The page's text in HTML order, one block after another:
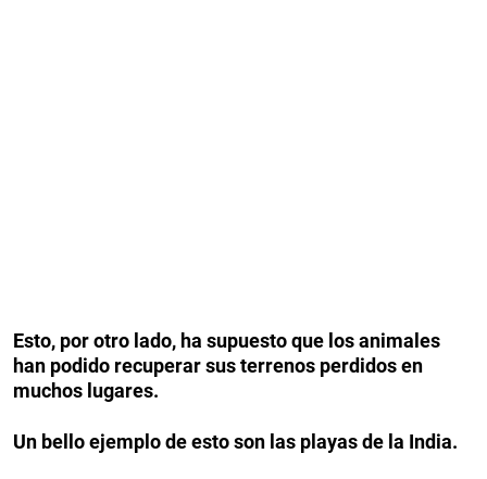
Esto, por otro lado, ha supuesto que los animales
han podido recuperar sus terrenos perdidos en
muchos lugares.
Un bello ejemplo de esto son las playas de la India.